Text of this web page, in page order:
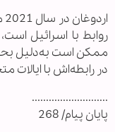
روابط با اسرائیل
ممکن است به‌دلیل
در رابطه‌اش با ایالات
...........................
پایان پیام/ 268